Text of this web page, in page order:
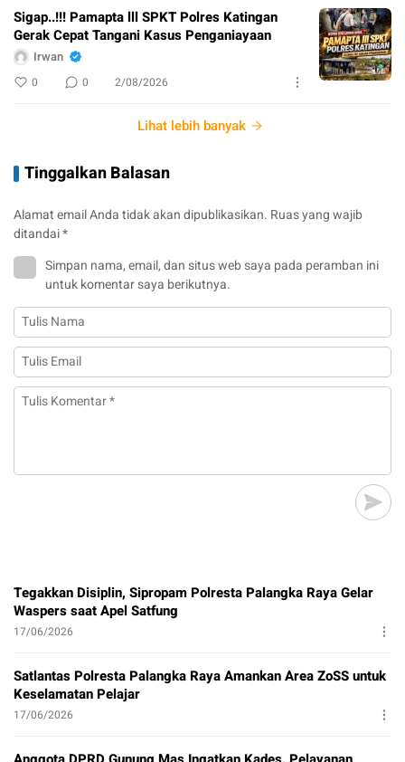
Sigap..!!! Pamapta lll SPKT Polres Katingan
Gerak Cepat Tangani Kasus Penganiayaan
Irwan
0 0 2/08/2026
Lihat lebih banyak
Tinggalkan Balasan
Alamat email Anda tidak akan dipublikasikan. Ruas yang wajib
ditandai*
Simpan nama, email, dan situs web saya pada peramban ini
untuk komentar saya berikutnya.
Tegakkan Disiplin, Sipropam Polresta Palangka Raya Gelar
Waspers saat Apel Satfung
17/06/2026
Satlantas Polresta Palangka Raya Amankan Area ZoSS untuk
Keselamatan Pelajar
17/06/2026